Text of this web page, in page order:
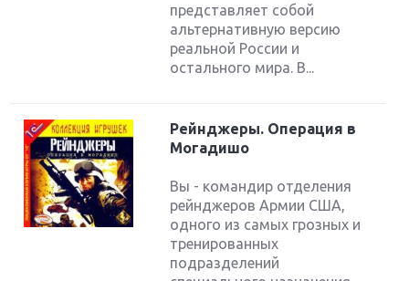
представляет собой
альтернативную версию
реальной России и
остального мира. В...
Рейнджеры. Операция в
Могадишо
Вы - командир отделения
рейнджеров Армии США,
одного из самых грозных и
тренированных
подразделений